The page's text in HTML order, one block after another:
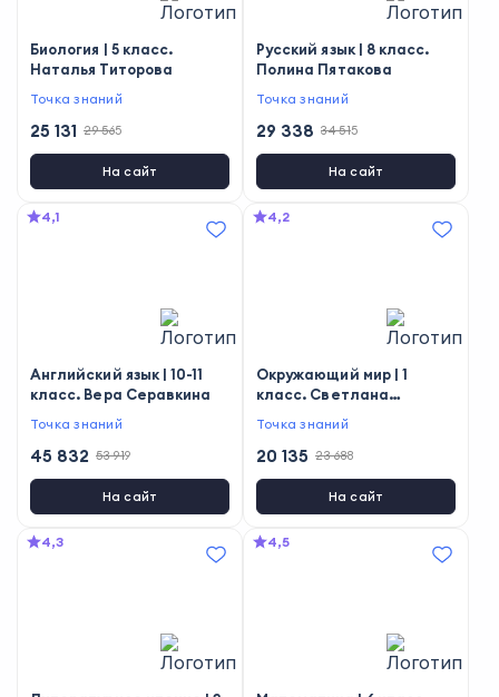
Биология | 5 класс.
Наталья Титорова
Точка знаний
25 131 29 565
На сайт
Русский язык | 8 класс.
Полина Пятакова
Точка знаний
29 338 34 515
На сайт
4,1
Английский язык | 10-11
класс. Вера Серавкина
Точка знаний
45 832 53 919
На сайт
4,2
Окружающий мир | 1
класс. Светлана
Точка знаний
20 135 23 688
На сайт
4,3 4,5